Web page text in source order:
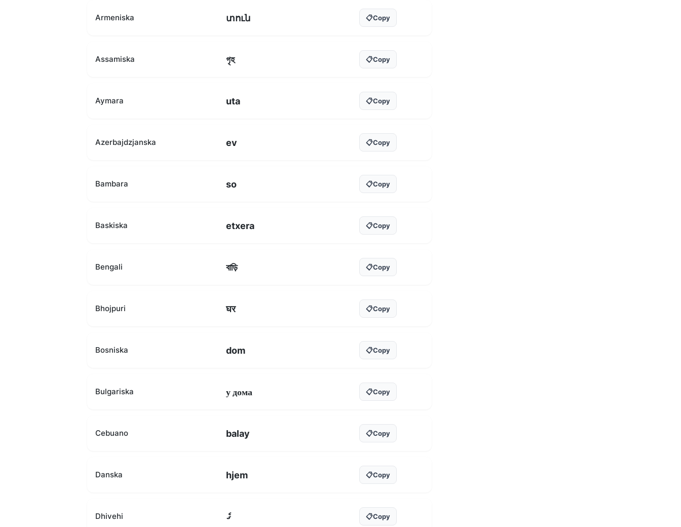
Armeniska տուն 📋Copy
Assamiska গৃহ 📋Copy
Aymara uta 📋Copy
Azerbajdzjanska ev 📋Copy
Bambara so 📋Copy
Baskiska etxera 📋Copy
Bengali বাড়ি 📋Copy
Bhojpuri घर 📋Copy
Bosniska dom 📋Copy
Bulgariska у дома 📋Copy
Cebuano balay 📋Copy
Danska hjem 📋Copy
Dhivehi ގެ 📋Copy